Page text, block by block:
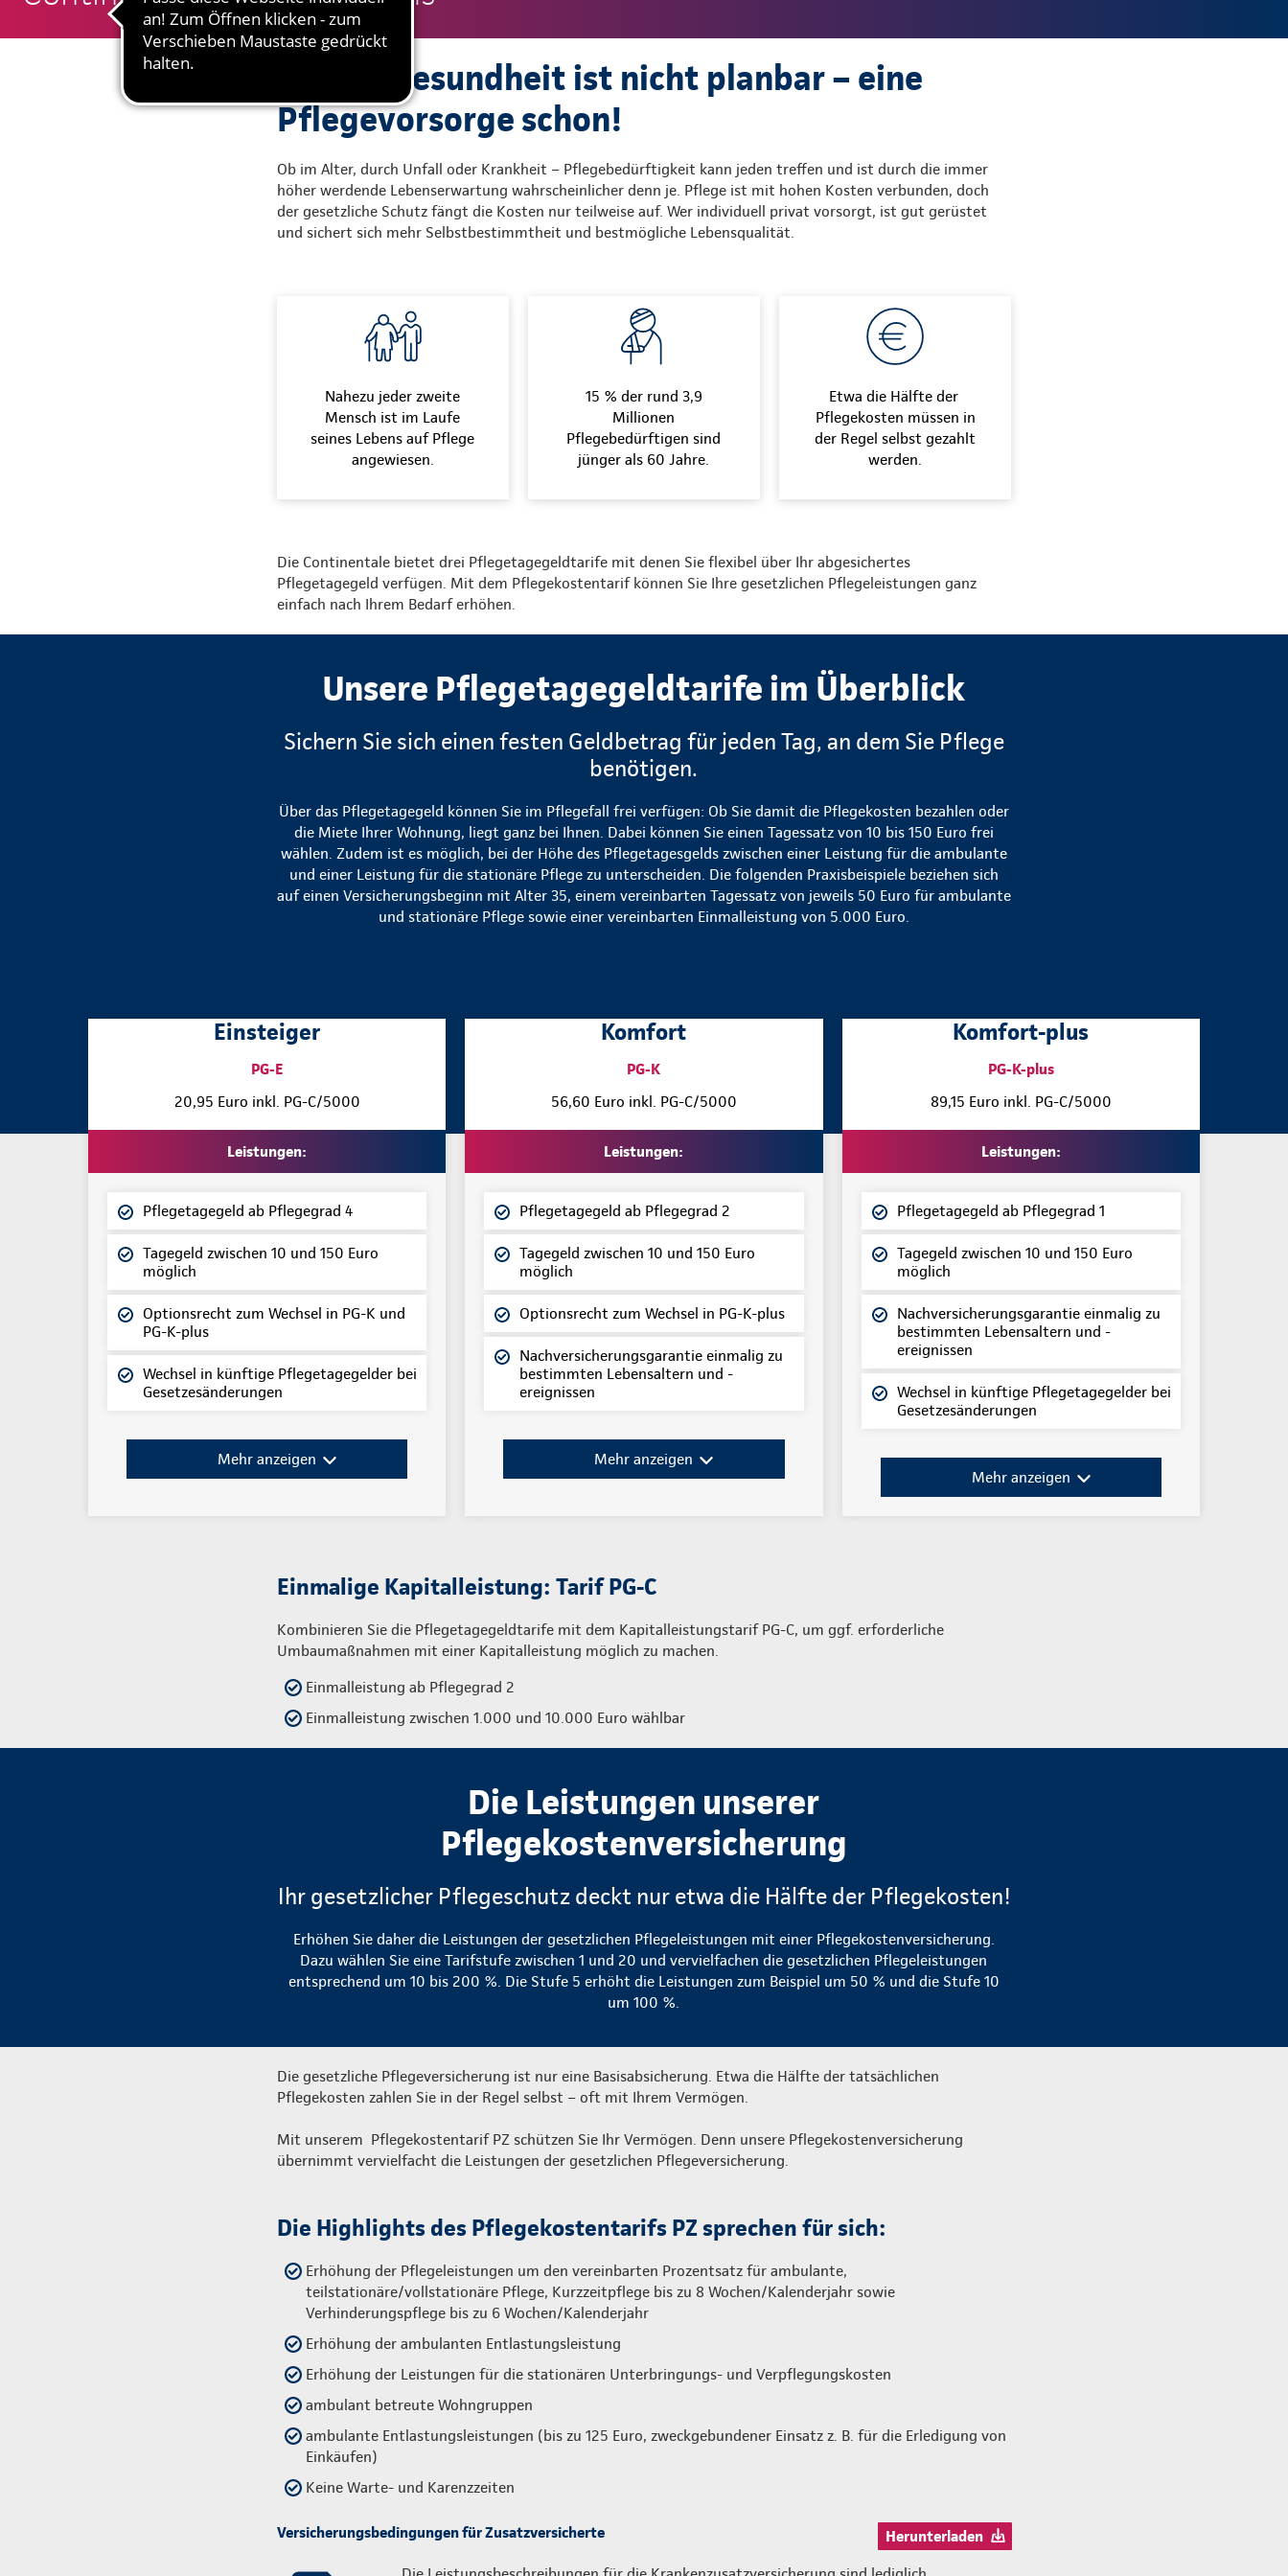
Unsere Gesundheit ist nicht planbar – eine
Pflegevorsorge schon!
Ob im Alter, durch Unfall oder Krankheit – Pflegebedürftigkeit kann jeden treffen und ist durch die immer
höher werdende Lebenserwartung wahrscheinlicher denn je. Pflege ist mit hohen Kosten verbunden, doch
der gesetzliche Schutz fängt die Kosten nur teilweise auf. Wer individuell privat vorsorgt, ist gut gerüstet
und sichert sich mehr Selbstbestimmtheit und bestmögliche Lebensqualität.
Nahezu jeder zweite
Mensch ist im Laufe
seines Lebens auf Pflege
angewiesen.
15 % der rund 3,9
Millionen
Pflegebedürftigen sind
jünger als 60 Jahre.
Etwa die Hälfte der
Pflegekosten müssen in
der Regel selbst gezahlt
werden.
Die Continentale bietet drei Pflegetagegeldtarife mit denen Sie flexibel über Ihr abgesichertes
Pflegetagegeld verfügen. Mit dem Pflegekostentarif können Sie Ihre gesetzlichen Pflegeleistungen ganz
einfach nach Ihrem Bedarf erhöhen.
Unsere Pflegetagegeldtarife im Überblick
Sichern Sie sich einen festen Geldbetrag für jeden Tag, an dem Sie Pflege
benötigen.
Über das Pflegetagegeld können Sie im Pflegefall frei verfügen: Ob Sie damit die Pflegekosten bezahlen oder
die Miete Ihrer Wohnung, liegt ganz bei Ihnen. Dabei können Sie einen Tagessatz von 10 bis 150 Euro frei
wählen. Zudem ist es möglich, bei der Höhe des Pflegetagesgelds zwischen einer Leistung für die ambulante
und einer Leistung für die stationäre Pflege zu unterscheiden. Die folgenden Praxisbeispiele beziehen sich
auf einen Versicherungsbeginn mit Alter 35, einem vereinbarten Tagessatz von jeweils 50 Euro für ambulante
und stationäre Pflege sowie einer vereinbarten Einmalleistung von 5.000 Euro.
Einsteiger
PG-E
20,95 Euro inkl. PG-C/5000
Leistungen:
Pflegetagegeld ab Pflegegrad 4
Tagegeld zwischen 10 und 150 Euro
möglich
Optionsrecht zum Wechsel in PG-K und
PG-K-plus
Wechsel in künftige Pflegetagegelder bei
Gesetzesänderungen
Mehr anzeigen
Komfort
PG-K
56,60 Euro inkl. PG-C/5000
Leistungen:
Pflegetagegeld ab Pflegegrad 2
Tagegeld zwischen 10 und 150 Euro
möglich
Optionsrecht zum Wechsel in PG-K-plus
Nachversicherungsgarantie einmalig zu
bestimmten Lebensaltern und -
ereignissen
Mehr anzeigen
Komfort-plus
PG-K-plus
89,15 Euro inkl. PG-C/5000
Leistungen:
Pflegetagegeld ab Pflegegrad 1
Tagegeld zwischen 10 und 150 Euro
möglich
Nachversicherungsgarantie einmalig zu
bestimmten Lebensaltern und -
ereignissen
Wechsel in künftige Pflegetagegelder bei
Gesetzesänderungen
Mehr anzeigen
Einmalige Kapitalleistung: Tarif PG-C
Kombinieren Sie die Pflegetagegeldtarife mit dem Kapitalleistungstarif PG-C, um ggf. erforderliche
Umbaumaßnahmen mit einer Kapitalleistung möglich zu machen.
Einmalleistung ab Pflegegrad 2
Einmalleistung zwischen 1.000 und 10.000 Euro wählbar
Die Leistungen unserer
Pflegekostenversicherung
Ihr gesetzlicher Pflegeschutz deckt nur etwa die Hälfte der Pflegekosten!
Erhöhen Sie daher die Leistungen der gesetzlichen Pflegeleistungen mit einer Pflegekostenversicherung.
Dazu wählen Sie eine Tarifstufe zwischen 1 und 20 und vervielfachen die gesetzlichen Pflegeleistungen
entsprechend um 10 bis 200 %. Die Stufe 5 erhöht die Leistungen zum Beispiel um 50 % und die Stufe 10
um 100 %.
Die gesetzliche Pflegeversicherung ist nur eine Basisabsicherung. Etwa die Hälfte der tatsächlichen
Pflegekosten zahlen Sie in der Regel selbst – oft mit Ihrem Vermögen.
Mit unserem Pflegekostentarif PZ schützen Sie Ihr Vermögen. Denn unsere Pflegekostenversicherung
übernimmt vervielfacht die Leistungen der gesetzlichen Pflegeversicherung.
Die Highlights des Pflegekostentarifs PZ sprechen für sich:
Erhöhung der Pflegeleistungen um den vereinbarten Prozentsatz für ambulante,
teilstationäre/vollstationäre Pflege, Kurzzeitpflege bis zu 8 Wochen/Kalenderjahr sowie
Verhinderungspflege bis zu 6 Wochen/Kalenderjahr
Erhöhung der ambulanten Entlastungsleistung
Erhöhung der Leistungen für die stationären Unterbringungs- und Verpflegungskosten
ambulant betreute Wohngruppen
ambulante Entlastungsleistungen (bis zu 125 Euro, zweckgebundener Einsatz z. B. für die Erledigung von
Einkäufen)
Keine Warte- und Karenzzeiten
Versicherungsbedingungen für Zusatzversicherte Herunterladen